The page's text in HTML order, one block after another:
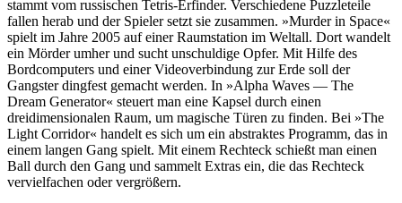
stammt vom russischen Tetris-Erfinder. Verschiedene Puzzleteile
fallen herab und der Spieler setzt sie zusammen. »Murder in Space«
spielt im Jahre 2005 auf einer Raumstation im Weltall. Dort wandelt
ein Mörder umher und sucht unschuldige Opfer. Mit Hilfe des
Bordcomputers und einer Videoverbindung zur Erde soll der
Gangster dingfest gemacht werden. In »Alpha Waves — The
Dream Generator« steuert man eine Kapsel durch einen
dreidimensionalen Raum, um magische Türen zu finden. Bei »The
Light Corridor« handelt es sich um ein abstraktes Programm, das in
einem langen Gang spielt. Mit einem Rechteck schießt man einen
Ball durch den Gang und sammelt Extras ein, die das Rechteck
vervielfachen oder vergrößern.